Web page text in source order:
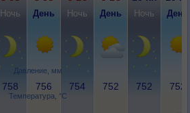
Давление, мм
Температура, °C
Ночь День Ночь День Ночь День
758 756 754 752 752 752